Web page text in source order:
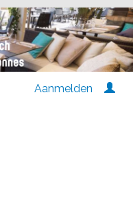
Aanmelden